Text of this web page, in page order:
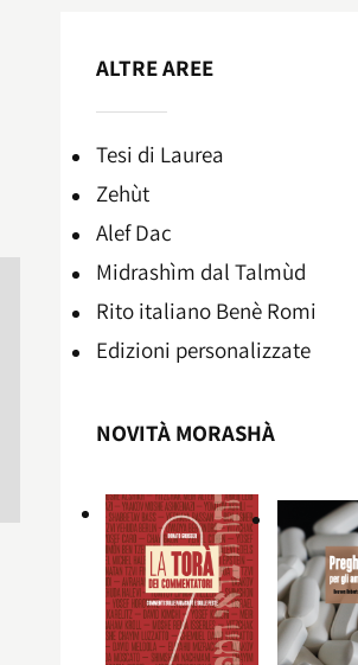
ALTRE AREE
Tesi di Laurea
Zehùt
Alef Dac
Midrashìm dal Talmùd
Rito italiano Benè Romi​
Edizioni personalizzate
NOVITÀ MORASHÀ